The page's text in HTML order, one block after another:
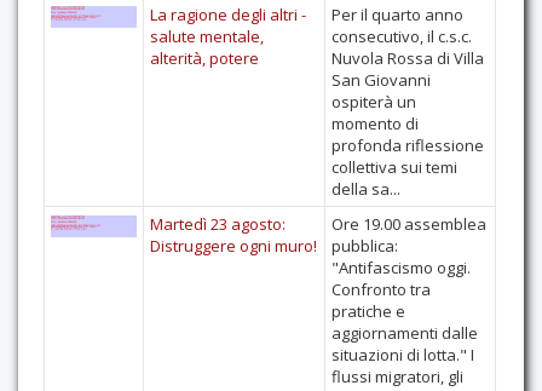
La ragione degli altri -
salute mentale,
alterità, potere
Per il quarto anno
consecutivo, il c.s.c.
Nuvola Rossa di Villa
San Giovanni
ospiterà un
momento di
profonda riflessione
collettiva sui temi
della sa...
Martedì 23 agosto:
Distruggere ogni muro!
Ore 19.00 assemblea
pubblica:
"Antifascismo oggi.
Confronto tra
pratiche e
aggiornamenti dalle
situazioni di lotta." I
flussi migratori, gli